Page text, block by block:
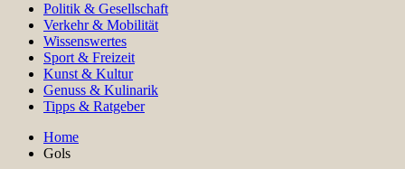
Politik & Gesellschaft
Verkehr & Mobilität
Wissenswertes
Sport & Freizeit
Kunst & Kultur
Genuss & Kulinarik
Tipps & Ratgeber
Home
Gols